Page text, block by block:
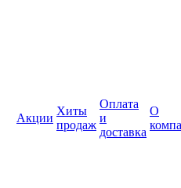
Акции
Хиты
продаж
Оплата
и
доставка
О